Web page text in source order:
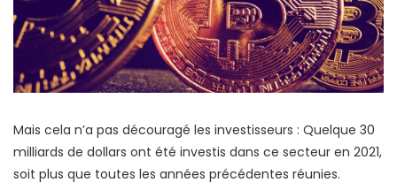
Mais cela n’a pas découragé les investisseurs : Quelque 30
milliards de dollars ont été investis dans ce secteur en 2021,
soit plus que toutes les années précédentes réunies.